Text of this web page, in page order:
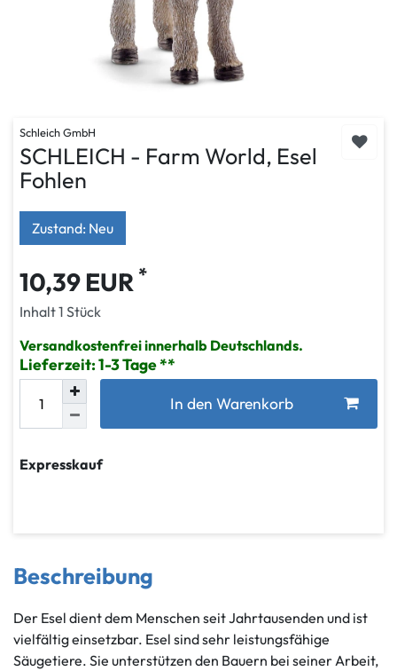
Schleich GmbH
SCHLEICH - Farm World, Esel
Fohlen
Zustand: Neu
10,39 EUR *
Inhalt1 Stück
Versandkostenfrei innerhalb Deutschlands.
Lieferzeit: 1-3 Tage
In den Warenkorb
Expresskauf
Beschreibung
Der Esel dient dem Menschen seit Jahrtausenden und ist
vielfältig einsetzbar. Esel sind sehr leistungsfähige
Säugetiere. Sie unterstützen den Bauern bei seiner Arbeit,